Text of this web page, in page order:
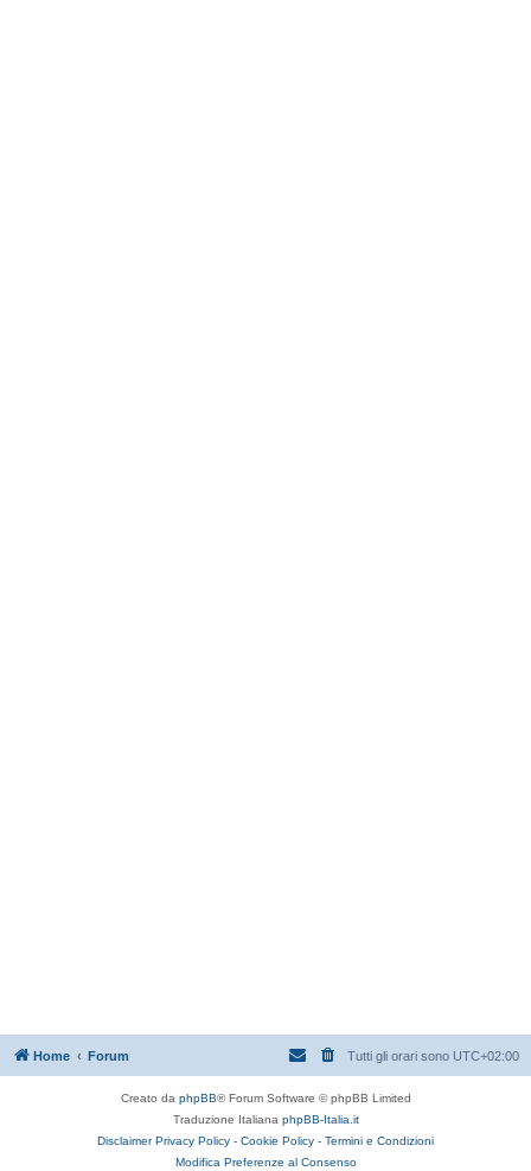
Home Forum Tutti gli orari sono UTC+02:00
Creato da phpBB® Forum Software © phpBB Limited
Traduzione Italiana phpBB-Italia.it
Disclaimer Privacy Policy - Cookie Policy - Termini e Condizioni
Modifica Preferenze al Consenso